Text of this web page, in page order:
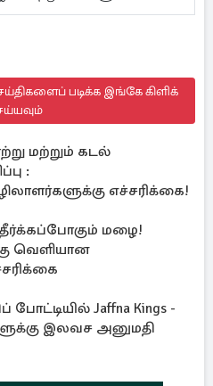
படிக்க இங்கே கிளிக்
மற்றும் கடல்
:
எச்சரிக்கை!
மழை!
வெளியான
போட்டியில் Jaffna Kings -
இலவச அனுமதி